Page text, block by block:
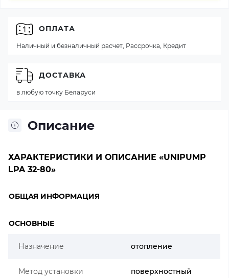
Описание
ХАРАКТЕРИСТИКИ И ОПИСАНИЕ «UNIPUMP
LPA 32-80»
ОБЩАЯ ИНФОРМАЦИЯ
ОСНОВНЫЕ
Назначение отопление
Метод установки поверхностный
ОПЛАТА
Наличный и безналичный расчет, Рассрочка, Кредит
ДОСТАВКА
в любую точку Беларуси